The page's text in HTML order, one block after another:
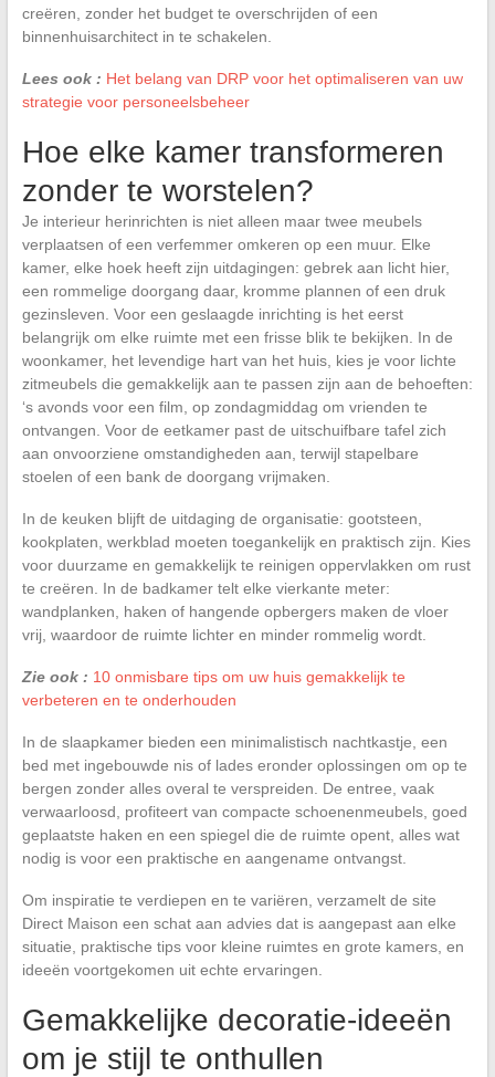
creëren, zonder het budget te overschrijden of een
binnenhuisarchitect in te schakelen.
Lees ook : Het belang van DRP voor het optimaliseren van uw
strategie voor personeelsbeheer
Hoe elke kamer transformeren
zonder te worstelen?
Je interieur herinrichten is niet alleen maar twee meubels
verplaatsen of een verfemmer omkeren op een muur. Elke
kamer, elke hoek heeft zijn uitdagingen: gebrek aan licht hier,
een rommelige doorgang daar, kromme plannen of een druk
gezinsleven. Voor een geslaagde inrichting is het eerst
belangrijk om elke ruimte met een frisse blik te bekijken. In de
woonkamer, het levendige hart van het huis, kies je voor lichte
zitmeubels die gemakkelijk aan te passen zijn aan de behoeften:
‘s avonds voor een film, op zondagmiddag om vrienden te
ontvangen. Voor de eetkamer past de uitschuifbare tafel zich
aan onvoorziene omstandigheden aan, terwijl stapelbare
stoelen of een bank de doorgang vrijmaken.
In de keuken blijft de uitdaging de organisatie: gootsteen,
kookplaten, werkblad moeten toegankelijk en praktisch zijn. Kies
voor duurzame en gemakkelijk te reinigen oppervlakken om rust
te creëren. In de badkamer telt elke vierkante meter:
wandplanken, haken of hangende opbergers maken de vloer
vrij, waardoor de ruimte lichter en minder rommelig wordt.
Zie ook : 10 onmisbare tips om uw huis gemakkelijk te
verbeteren en te onderhouden
In de slaapkamer bieden een minimalistisch nachtkastje, een
bed met ingebouwde nis of lades eronder oplossingen om op te
bergen zonder alles overal te verspreiden. De entree, vaak
verwaarloosd, profiteert van compacte schoenenmeubels, goed
geplaatste haken en een spiegel die de ruimte opent, alles wat
nodig is voor een praktische en aangename ontvangst.
Om inspiratie te verdiepen en te variëren, verzamelt de site
Direct Maison een schat aan advies dat is aangepast aan elke
situatie, praktische tips voor kleine ruimtes en grote kamers, en
ideeën voortgekomen uit echte ervaringen.
Gemakkelijke decoratie-ideeën
om je stijl te onthullen